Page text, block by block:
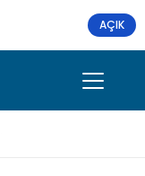
AÇIK